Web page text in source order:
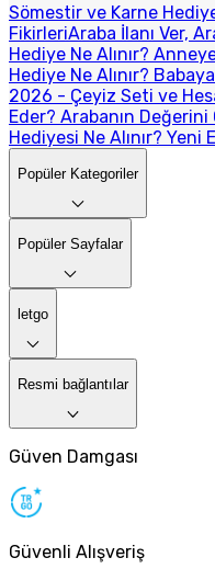
Sömestir ve Karne
FikirleriAraba İlanı Ver,
Hediye Ne Alınır?
Hediye Ne Alınır?
2026 - Çeyiz Seti ve
Eder? Arabanın Değerini
Hediyesi Ne Alınır? Yeni
Popüler Kategoriler
Popüler Sayfalar
letgo
Resmi bağlantılar
Güven Damgası
Güvenli Alışveriş